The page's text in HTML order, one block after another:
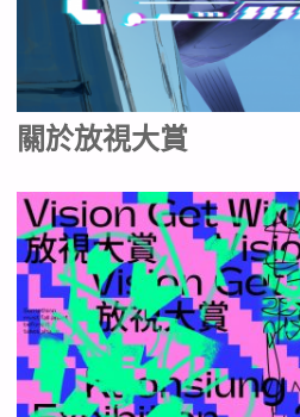
關於放視大賞